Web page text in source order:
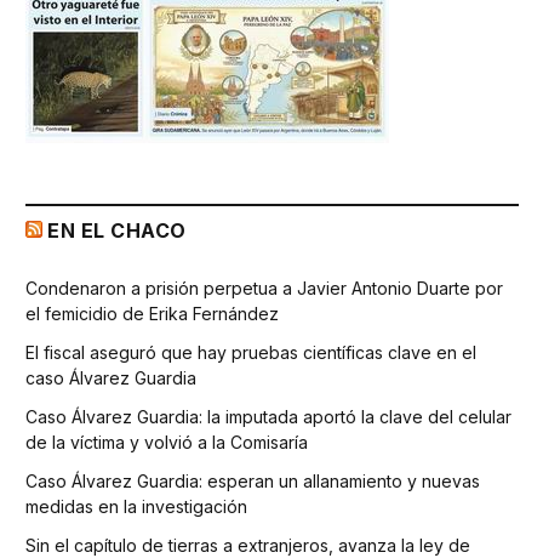
EN EL CHACO
Condenaron a prisión perpetua a Javier Antonio Duarte por
el femicidio de Erika Fernández
El fiscal aseguró que hay pruebas científicas clave en el
caso Álvarez Guardia
Caso Álvarez Guardia: la imputada aportó la clave del celular
de la víctima y volvió a la Comisaría
Caso Álvarez Guardia: esperan un allanamiento y nuevas
medidas en la investigación
Sin el capítulo de tierras a extranjeros, avanza la ley de